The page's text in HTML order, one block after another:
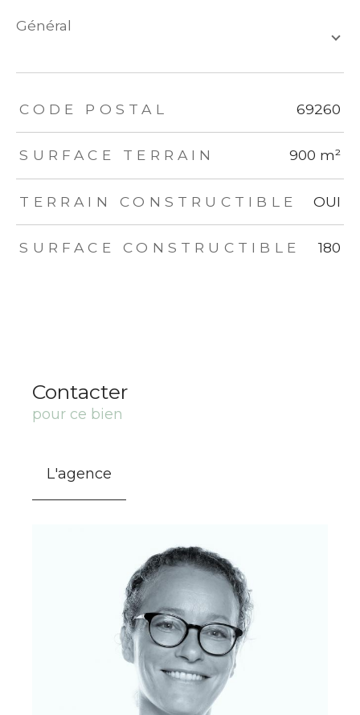
général
TRAD_ZEPHYR_Caracteristique TRAD_ZEPHYR_Valeurs
CODE POSTAL 69260
SURFACE TERRAIN 900 m²
TERRAIN CONSTRUCTIBLE OUI
SURFACE CONSTRUCTIBLE 180
Contacter
pour ce bien
L'agence